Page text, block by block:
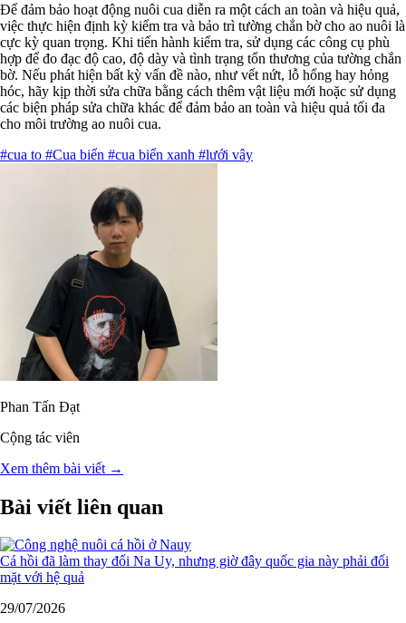
Để đảm bảo hoạt động nuôi cua diễn ra một cách an toàn và hiệu quả,
việc thực hiện định kỳ kiểm tra và bảo trì tường chắn bờ cho ao nuôi là
cực kỳ quan trọng. Khi tiến hành kiểm tra, sử dụng các công cụ phù
hợp để đo đạc độ cao, độ dày và tình trạng tổn thương của tường chắn
bờ. Nếu phát hiện bất kỳ vấn đề nào, như vết nứt, lỗ hổng hay hỏng
hóc, hãy kịp thời sửa chữa bằng cách thêm vật liệu mới hoặc sử dụng
các biện pháp sửa chữa khác để đảm bảo an toàn và hiệu quả tối đa
cho môi trường ao nuôi cua.
#cua to #Cua biển #cua biển xanh #lưới vây
Phan Tấn Đạt
Cộng tác viên
Xem thêm bài viết →
Bài viết liên quan
Cá hồi đã làm thay đổi Na Uy, nhưng giờ đây quốc gia này phải đối
mặt với hệ quả
29/07/2026